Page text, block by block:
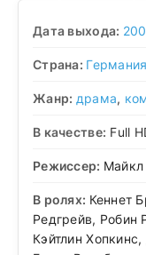
Дата выхода:
Страна: Германия
Жанр: драма,
В качестве: Full
Режиссер: Майкл
В ролях: Кеннет
Редгрейв, Робин
Кэйтлин